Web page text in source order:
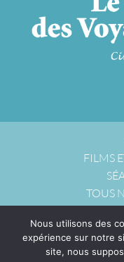
FILMS
TOUS
Nous utilisons des
expérience sur notre
site, nous